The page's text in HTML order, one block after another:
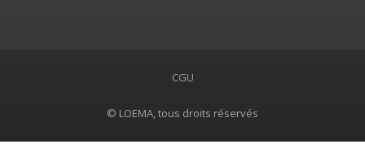
CGU
© LOEMA, tous droits réservés